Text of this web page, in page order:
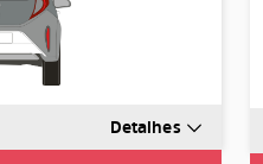
Detalhes